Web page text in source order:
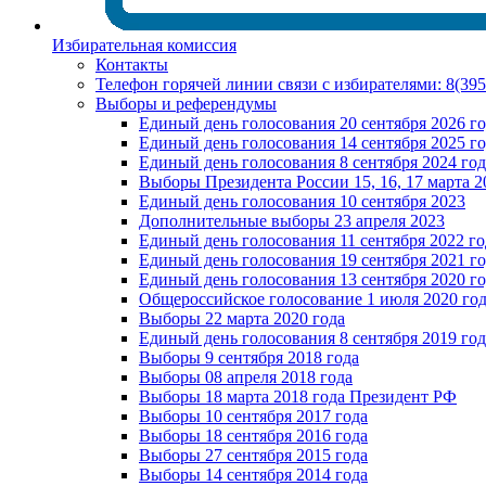
Избирательная комиссия
Контакты
Телефон горячей линии связи с избирателями:
Выборы и референдумы
Единый день голосования 20 сентября 2026
Единый день голосования 14 сентября 2025
Единый день голосования 8 сентября 2024
Выборы Президента России 15, 16, 17 марта
Единый день голосования 10 сентября 2023
Дополнительные выборы 23 апреля 2023
Единый день голосования 11 сентября 2022
Единый день голосования 19 сентября 2021
Единый день голосования 13 сентября 2020
Общероссийское голосование 1 июля 2020
Выборы 22 марта 2020 года
Единый день голосования 8 сентября 2019
Выборы 9 сентября 2018 года
Выборы 08 апреля 2018 года
Выборы 18 марта 2018 года Президент РФ
Выборы 10 сентября 2017 года
Выборы 18 сентября 2016 года
Выборы 27 сентября 2015 года
Выборы 14 сентября 2014 года